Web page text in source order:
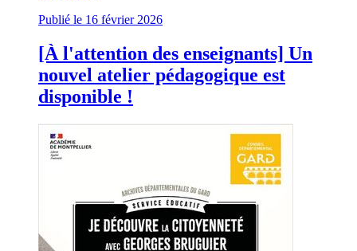
Publié le 16 février 2026
[À l'attention des enseignants] Un
nouvel atelier pédagogique est
disponible !